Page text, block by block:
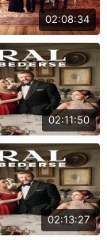
02:08:34
02:11:50
02:13:27